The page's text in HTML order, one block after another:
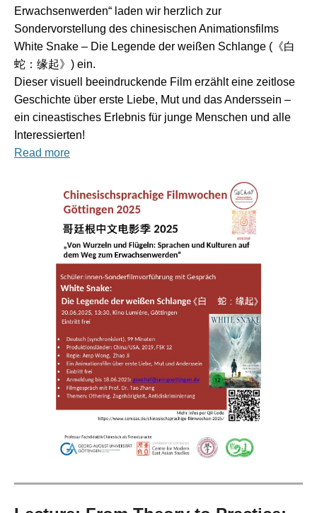
Erwachsenwerden“ laden wir herzlich zur
Sondervorstellung des chinesischen Animationsfilms
White Snake – Die Legende der weißen Schlange (《白
蛇：缘起》) ein.
Dieser visuell beeindruckende Film erzählt eine zeitlose
Geschichte über erste Liebe, Mut und das Anderssein –
ein cineastisches Erlebnis für junge Menschen und alle
Interessierten!
Read more